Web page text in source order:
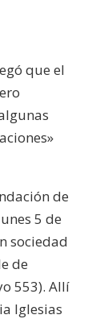
que el
de
5 de
sociedad
de
553). Allí
Iglesias